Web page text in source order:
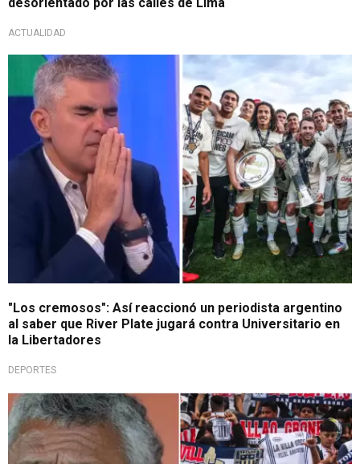
desorientado por las calles de Lima
ACTUALIDAD
¡Gran expectativa!
"Los cremosos": Así reaccionó un periodista argentino
al saber que River Plate jugará contra Universitario en
la Libertadores
DEPORTES
¡Fuerte aviso!